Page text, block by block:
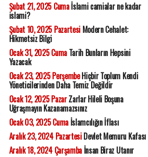
Şubat 21, 2025 Cumaİslami camialar ne kadar
islami?
Şubat 10, 2025 PazartesiModern Cehalet:
Hikmetsiz Bilgi
Ocak 31, 2025 CumaTarih Bunların Hepsini
Yazacak
Ocak 23, 2025 PerşembeHiçbir Toplum Kendi
Yöneticilerinden Daha Temiz Değildir
Ocak 12, 2025 PazarZarlar Hileli Boşuna
Uğraşmayın Kazanamazsınız
Ocak 03, 2025 Cumaİslamcılığın İflası
Aralık 23, 2024 PazartesiDevlet Memuru Kafası
Aralık 18, 2024 Çarşambaİnsan Biraz Utanır